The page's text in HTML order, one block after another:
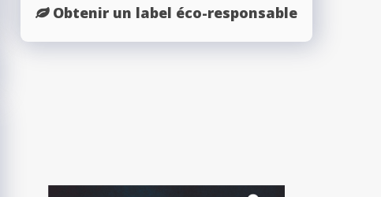
Obtenir un label éco-responsable